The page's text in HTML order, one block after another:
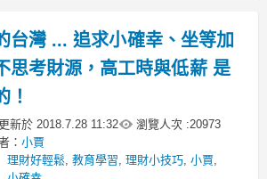
台灣 ... 追求小確幸、坐等加
思考財源，高工時與低薪 是
！
新於 2018.7.28 11:32 瀏覽人次 :20973
： 小賈
理財好輕鬆,教育學習,理財小技巧,小賈,